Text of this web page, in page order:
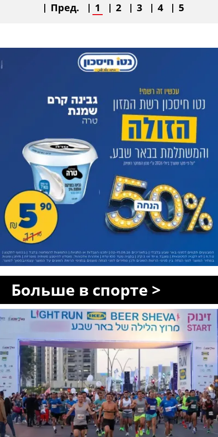
Пред. 1 2 3 4 5
Больше в спорте >